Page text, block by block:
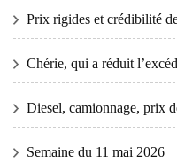
Prix ​​​​rigides et crédibilité
Chérie, qui a réduit
Diesel, camionnage, prix
Semaine du 11 mai 2026